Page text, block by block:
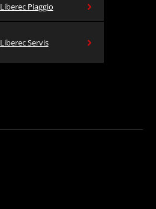
Liberec Piaggio
Liberec Servis